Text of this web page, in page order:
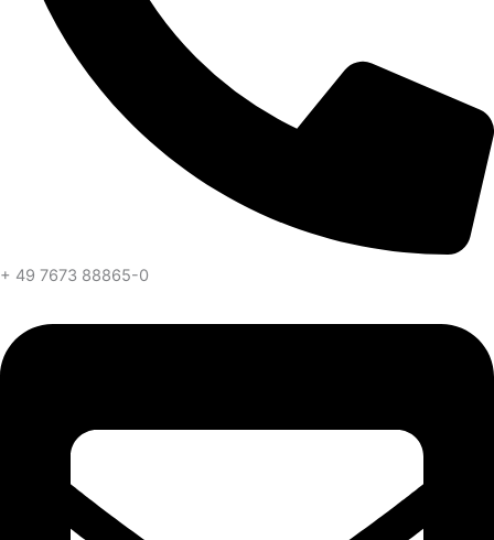
+ 49 7673 88865-0